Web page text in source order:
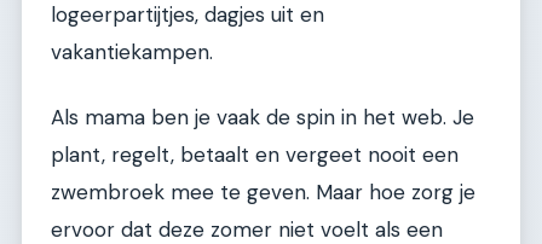
logeerpartijtjes, dagjes uit en
vakantiekampen.
Als mama ben je vaak de spin in het web. Je
plant, regelt, betaalt en vergeet nooit een
zwembroek mee te geven. Maar hoe zorg je
ervoor dat deze zomer niet voelt als een